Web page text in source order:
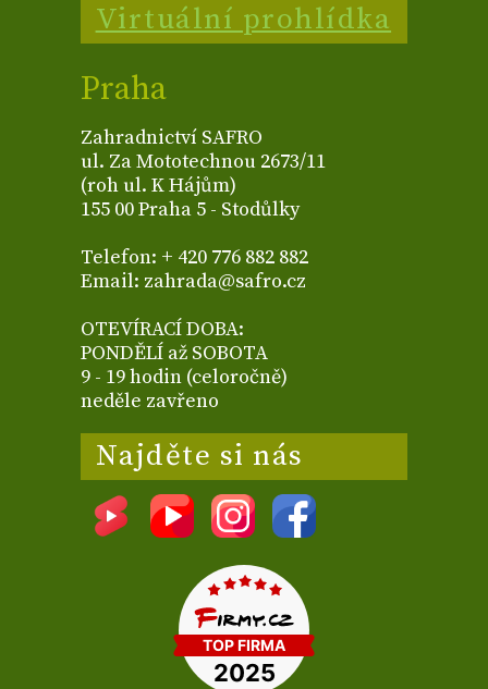
Virtuální prohlídka
Praha
Zahradnictví SAFRO
ul. Za Mototechnou 2673/11
(roh ul. K Hájům)
155 00 Praha 5 - Stodůlky
Telefon: + 420 776 882 882
Email: zahrada@safro.cz
OTEVÍRACÍ DOBA:
PONDĚLÍ až SOBOTA
9 - 19 hodin (celoročně)
neděle zavřeno
Najděte si nás